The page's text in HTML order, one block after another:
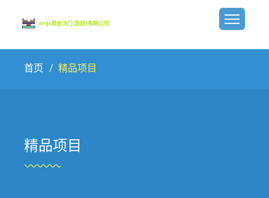
首页 精品项目
精品项目